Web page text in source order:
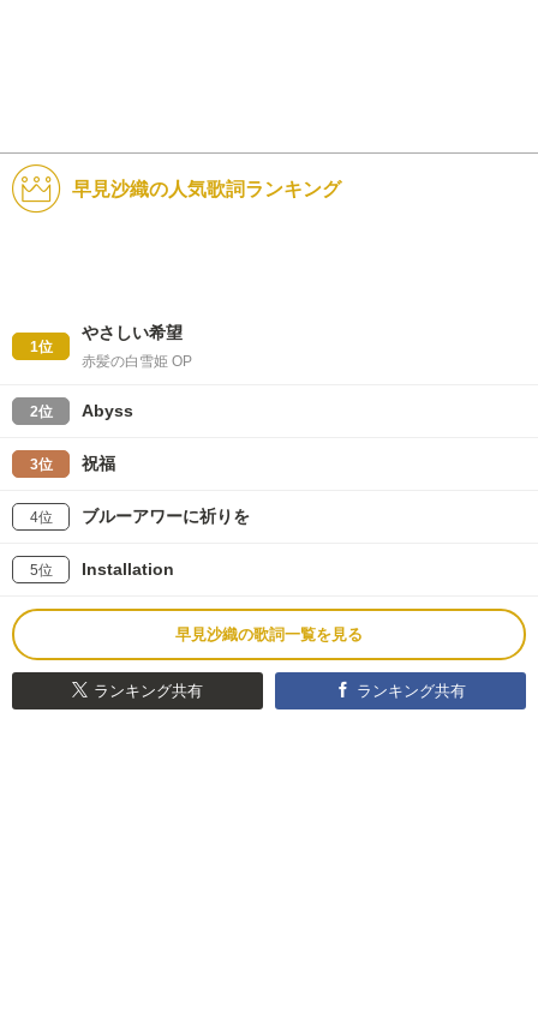
早見沙織の人気歌詞ランキング
1位
やさしい希望
赤髪の白雪姫 OP
2位 Abyss
3位 祝福
4位 ブルーアワーに祈りを
5位 Installation
早見沙織の歌詞一覧を見る
ランキング共有 ランキング共有